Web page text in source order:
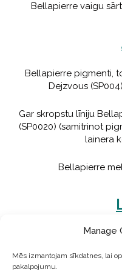
Manage
Mēs izmantojam sīkdatnes, lai
pakalpojumu.
Bellapierre vaigu
Bellapierre pigmenti,
Dejzvous
Gar skropstu līniju
(SP0020) (samitrinot
lainera
Bellapierre
Bellapierre lūpu
Bellapierre lūpu